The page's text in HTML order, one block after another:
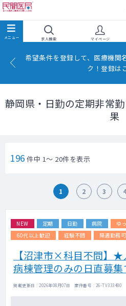
求人検索 マイページ
希望条件を登録して、医療機関
ク！登録は
静岡県・日勤の定期非常
果
196 件中 1～ 20件を表示
1 2 3
NEW 定期 日勤 病院 ゆ
60代以上歓迎
経験不問 隔週勤務可
【沼津市×科目不問】
病棟管理のみの日直募集
掲載更新日 : 2026年08月07日 案件番号 : 26-TV333480